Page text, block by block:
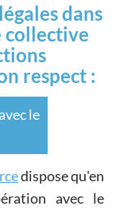
dans
collective
respect :
le
dispose qu'en
avec le